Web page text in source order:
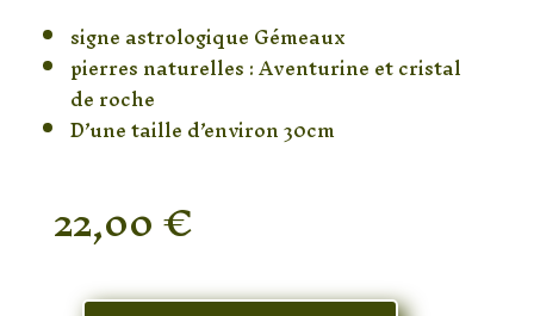
signe astrologique Gémeaux
pierres naturelles : Aventurine et cristal
de roche
D’une taille d’environ 30cm
22,00€
En stock